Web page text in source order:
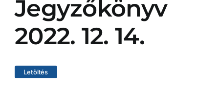
Jegyzőkönyv
2022. 12. 14.
Letöltés